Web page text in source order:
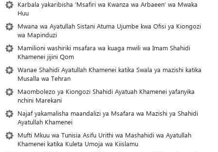
Karbala yakaribisha ‘Msafiri wa Kwanza wa Arbaeen’ wa Mwaka
Huu
Mwana wa Ayatullah Sistani Atuma Ujumbe kwa Ofisi ya Kiongozi
wa Mapinduzi
Mamilioni washiriki msafara wa kuaga mwili wa Imam Shahidi
Khamenei jijini Qom
Wanae Shahidi Ayatullah Khamenei katika Swala ya mazishi katika
Musalla wa Tehran
Maombolezo ya Kiongozi Shahidi Ayatuah Khamenei yafanyika
nchini Marekani
Najaf yakamalisha maandalizi ya Msafara wa Mazishi ya Shahidi
Ayatullah Khamenei
Mufti Mkuu wa Tunisia Asifu Urithi wa Mashahidi wa Ayatullah
Khamenei katika Kuleta Umoja wa Kiislamu